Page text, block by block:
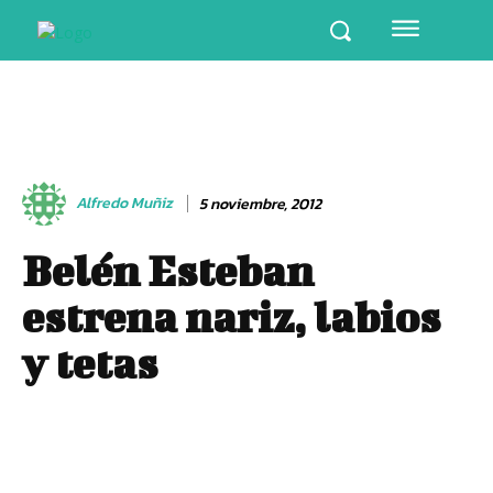
Alfredo Muñiz 5 noviembre, 2012
Belén Esteban
estrena nariz, labios
y tetas